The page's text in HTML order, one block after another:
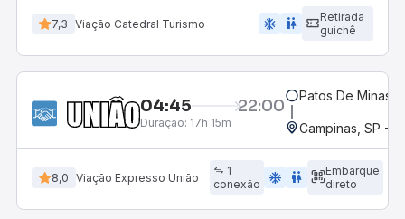
7,3 Viação Catedral Turismo ac_unit wc
Retirada
guichê
04:45 22:00
Duração: 17h 15m
Patos De Minas,
Campinas, SP -
8,0 Viação Expresso União
1
conexão
ac_unit wc
Embarque
direto